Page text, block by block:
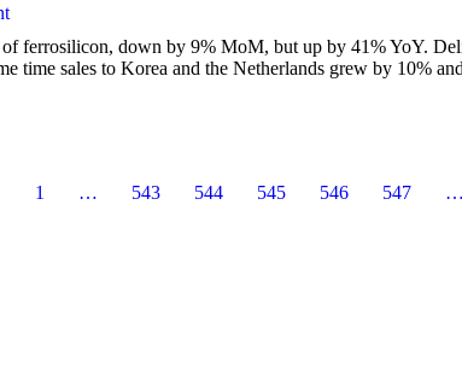
ferrosilicon, down by 9% MoM, but up by 41% YoY.
time sales to Korea and the Netherlands grew by 10%
1 … 543 544 545 546 547 …